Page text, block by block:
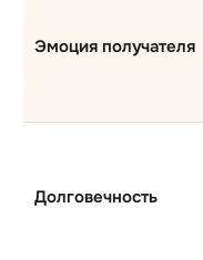
Эмоция получателя
Долговечность